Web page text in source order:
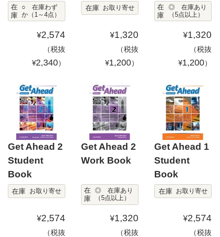
在
庫
○ 在庫わず
か（1～4点）
¥2,574
（税抜
¥2,340）
在庫 お取り寄せ
¥1,320
（税抜
¥1,200）
在
庫
◎ 在庫あり
（5点以上）
¥1,320
（税抜
¥1,200）
Get Ahead 2
Student
Book
在庫 お取り寄せ
¥2,574
（税抜
Get Ahead 2
Work Book
在
庫
◎ 在庫あり
（5点以上）
¥1,320
（税抜
Get Ahead 1
Student
Book
在庫 お取り寄せ
¥2,574
（税抜